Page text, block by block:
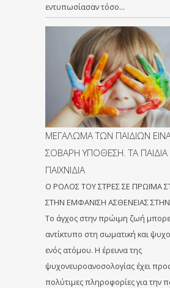
εντυπωσίασαν τόσο…
ΜΕΓΑΛΩΜΑ ΤΩΝ ΠΑΙΔΙΩΝ
ΣΟΒΑΡΗ ΥΠΟΘΕΣΗ. ΤΑ ΠΑΙΔΙΑ
ΠΑΙΧΝΙΔΙΑ
Ο ΡΟΛΟΣ ΤΟΥ ΣΤΡΕΣ ΣΕ ΠΡΩΪΜΑ
ΣΤΗΝ ΕΜΦΑΝΙΣΗ ΑΣΘΕΝΕΙΑΣ
Το άγχος στην πρώιμη ζωή
αντίκτυπο στη σωματική και
ενός ατόμου. Η έρευνα της
ψυχονευροανοσολογίας έχει
πολύτιμες πληροφορίες για την